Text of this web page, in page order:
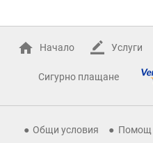
Начало Услуги
Сигурно плащане
Общи условия Помощ